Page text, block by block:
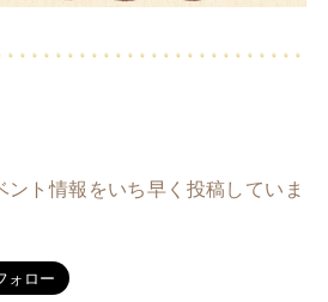
ト情報をいち早く投稿していま